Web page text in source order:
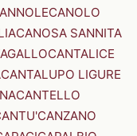
CANOLO
CANOSA SANNITA
CANTALICE
CANTALUPO LIGURE
CANTELLO
CANZANO